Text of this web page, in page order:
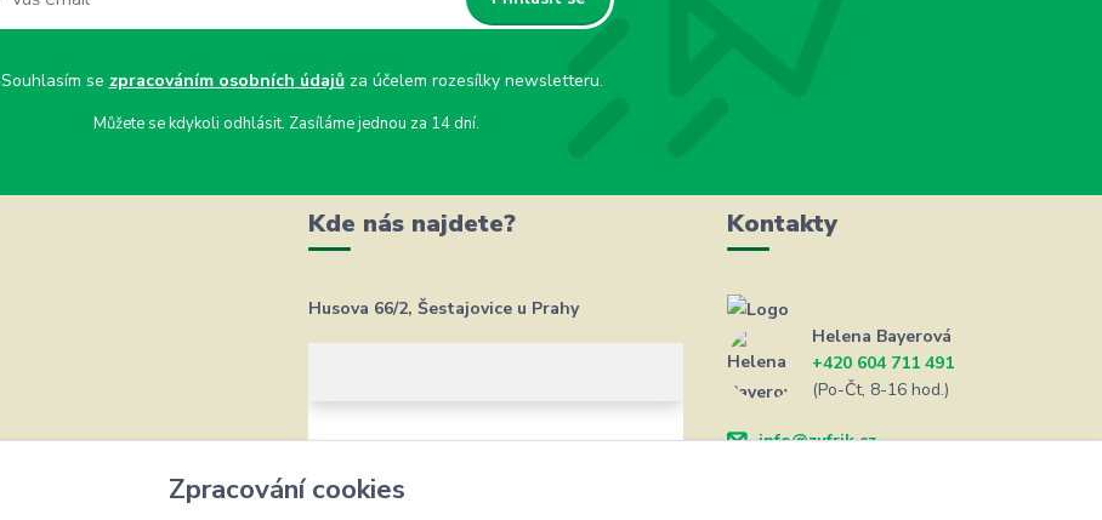
Souhlasím se zpracováním osobních údajůza účelem rozesílky newsletteru.
Můžete se kdykoli odhlásit. Zasíláme jednou za 14 dní.
Kde nás najdete?
Husova 66/2, Šestajovice u Prahy
Kontakty
Helena Bayerová
+420 604 711 491
(Po-Čt, 8-16 hod.)
info@zufrik.cz
Zpracování cookies